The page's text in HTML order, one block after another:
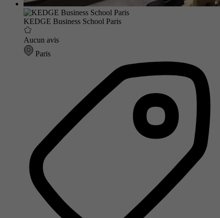
KEDGE Business School Paris
Aucun avis
Paris